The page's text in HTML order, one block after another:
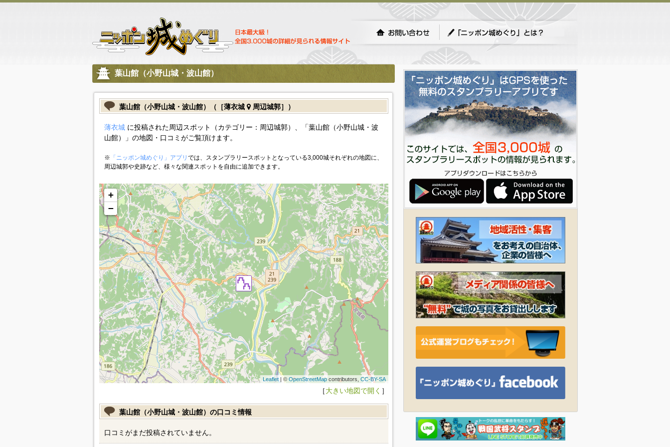
葉山館（小野山城・波山館）
葉山館（小野山城・波山館）（［薄衣城 周辺城郭］）
薄衣城に投稿された周辺スポット（カテゴリー：周辺城郭）、「葉山館（小野山城・波
山館）」の地図・口コミがご覧頂けます。
※ 「ニッポン城めぐり」アプリ では、スタンプラリースポットとなっている3,000城それぞれの地図に、
周辺城郭や史跡など、様々な関連スポットを自由に追加できます。
+
−
Leaflet| © OpenStreetMapcontributors, CC-BY-SA
［大きい地図で開く ］
葉山館（小野山城・波山館）の口コミ情報
口コミがまだ投稿されていません。